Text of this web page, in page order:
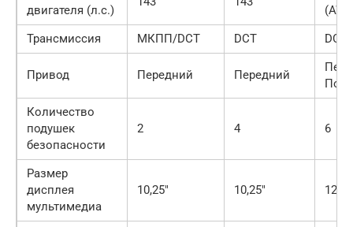
двигателя (л.с.)
Трансмиссия
МКПП/DCT DCT DCT
Привод Передний Передний
Количество
подушек
безопасности
2 4 6
Размер
дисплея
мультимедиа
10,25″ 10,25″ 12,3″